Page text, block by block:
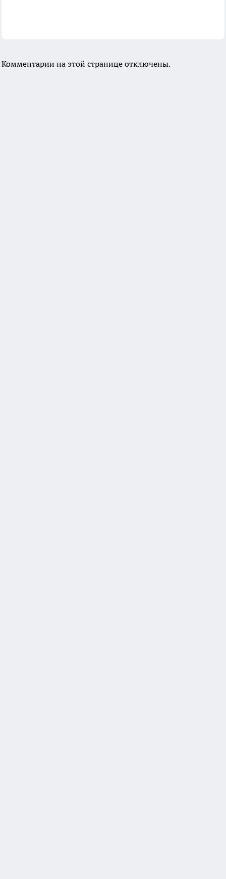
Комментарии на этой странице отключены.